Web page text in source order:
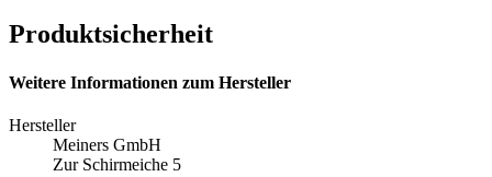
Produktsicherheit
Weitere Informationen zum Hersteller
Hersteller
Meiners GmbH
Zur Schirmeiche 5